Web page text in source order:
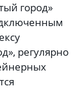
город»
регулярно